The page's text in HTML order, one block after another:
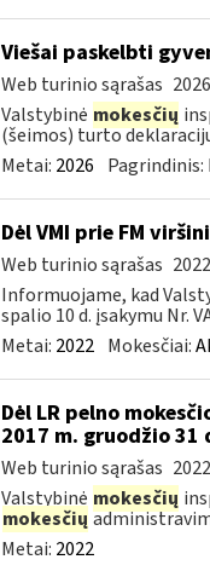
Viešai paskelbti
Web turinio sąrašas
Valstybinė mokesčių
(šeimos) turto
Metai: 2026 Pagrindinis:
Dėl VMI prie FM
Web turinio sąrašas
Informuojame, kad
spalio 10 d. įsakymu Nr.
Metai: 2022 Mokesčiai:
Dėl LR pelno
2017 m. gruodžio
Web turinio sąrašas
Valstybinė mokesčių
mokesčių
Metai: 2022